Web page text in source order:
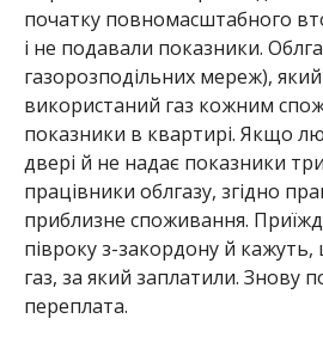
початку повномасштабного
і не подавали показники.
газорозподільних мереж),
використаний газ кожним
показники в квартирі. Якщо
двері й не надає показники
працівники облгазу, згідно
приблизне споживання.
півроку з-закордону й
газ, за який заплатили. Знову
переплата.